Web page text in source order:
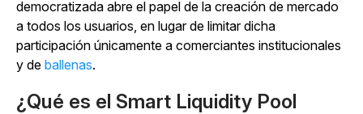
democratizada abre el papel de la creación de mercado
a todos los usuarios, en lugar de limitar dicha
participación únicamente a comerciantes institucionales
y de ballenas.
¿Qué es el Smart Liquidity Pool